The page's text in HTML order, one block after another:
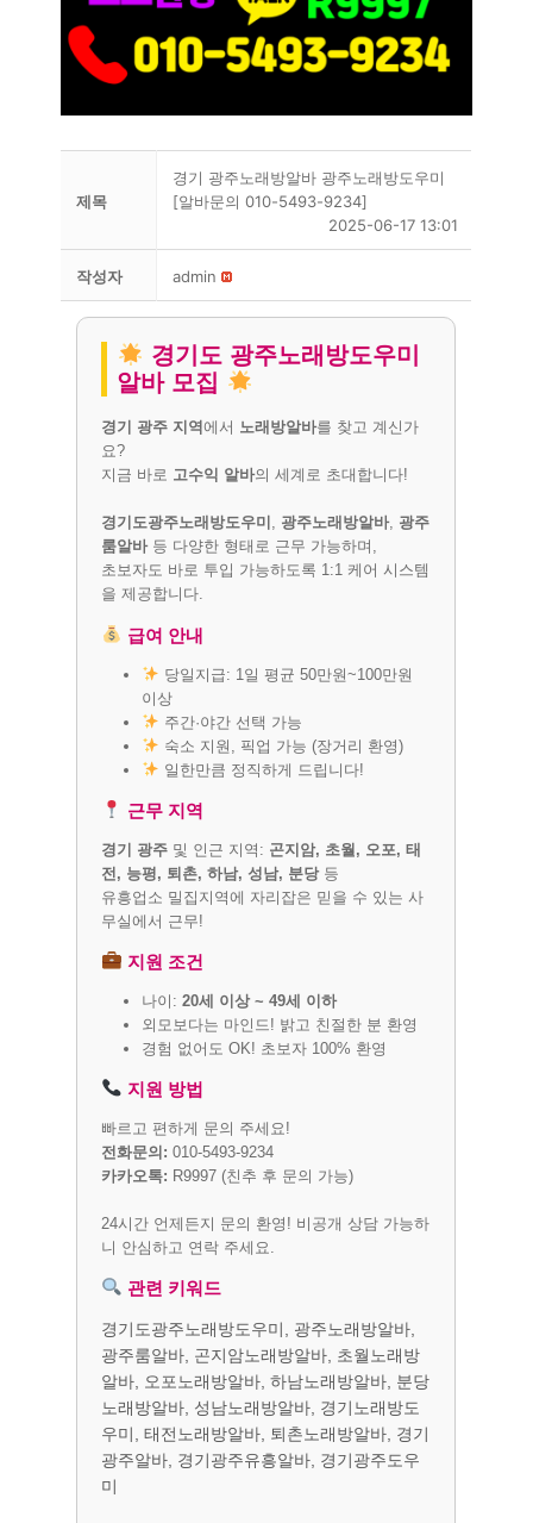
제목
경기 광주노래방알바 광주노래방도우미
[알바문의 010-5493-9234]
2025-06-17 13:01
작성자 admin
경기도 광주노래방도우미
알바 모집
경기 광주 지역에서 노래방알바를 찾고 계신가
요?
지금 바로 고수익 알바의 세계로 초대합니다!
경기도광주노래방도우미 , 광주노래방알바, 광주
룸알바등 다양한 형태로 근무 가능하며,
초보자도 바로 투입 가능하도록 1:1 케어 시스템
을 제공합니다.
급여 안내
당일지급: 1일 평균 50만원~100만원
이상
주간·야간 선택 가능
숙소 지원, 픽업 가능 (장거리 환영)
일한만큼 정직하게 드립니다!
근무 지역
경기 광주 및 인근 지역: 곤지암, 초월, 오포, 태
전, 능평, 퇴촌, 하남, 성남, 분당등
유흥업소 밀집지역에 자리잡은 믿을 수 있는 사
무실에서 근무!
지원 조건
나이:20세 이상 ~ 49세 이하
외모보다는 마인드! 밝고 친절한 분 환영
경험 없어도 OK! 초보자 100% 환영
지원 방법
빠르고 편하게 문의 주세요!
전화문의: 010-5493-9234
카카오톡: R9997 (친추 후 문의 가능)
24시간 언제든지 문의 환영! 비공개 상담 가능하
니 안심하고 연락 주세요.
관련 키워드
경기도광주노래방도우미, 광주노래방알바,
광주룸알바, 곤지암노래방알바, 초월노래방
알바, 오포노래방알바, 하남노래방알바, 분당
노래방알바, 성남노래방알바, 경기노래방도
우미, 태전노래방알바, 퇴촌노래방알바, 경기
광주알바, 경기광주유흥알바, 경기광주도우
미